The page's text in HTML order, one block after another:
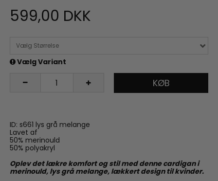
599,00 DKK
Vælg Størrelse
Vælg Variant
KØB
ID: s661 lys grå melange
Lavet af
50% merinould
50% polyakryl
Oplev det lækre komfort og stil med denne cardigan i
merinould, lys grå melange, lækkert design til kvinder.